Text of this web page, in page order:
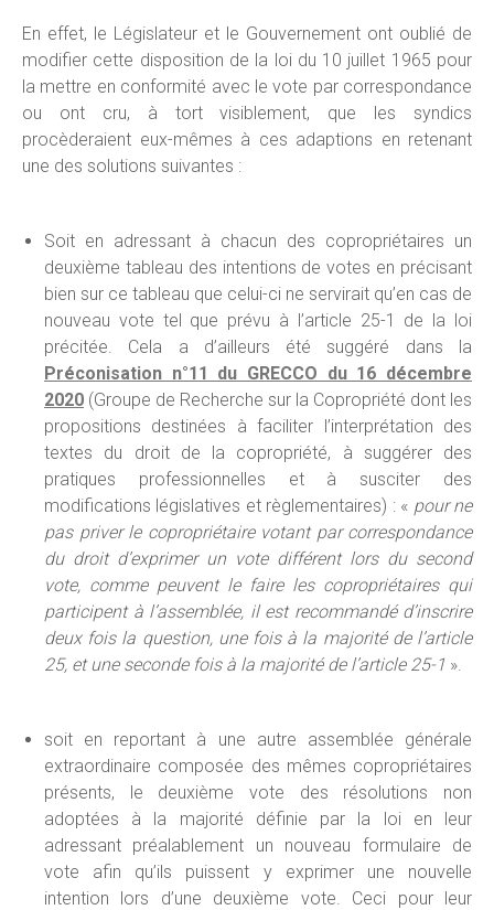
En effet, le Législateur et le Gouvernement ont oublié de
modifier cette disposition de la loi du 10 juillet 1965 pour
la mettre en conformité avec le vote par correspondance
ou ont cru, à tort visiblement, que les syndics
procèderaient eux-mêmes à ces adaptions en retenant
une des solutions suivantes :
Soit en adressant à chacun des copropriétaires un
deuxième tableau des intentions de votes en précisant
bien sur ce tableau que celui-ci ne servirait qu’en cas de
nouveau vote tel que prévu à l’article 25-1 de la loi
précitée. Cela a d’ailleurs été suggéré dans la
Préconisation n°11 du GRECCO du 16 décembre
2020 (Groupe de Recherche sur la Copropriété dont les
propositions destinées à faciliter l’interprétation des
textes du droit de la copropriété, à suggérer des
pratiques professionnelles et à susciter des
modifications législatives et règlementaires) : « pour ne
pas priver le copropriétaire votant par correspondance
du droit d’exprimer un vote différent lors du second
vote, comme peuvent le faire les copropriétaires qui
participent à l’assemblée, il est recommandé d’inscrire
deux fois la question, une fois à la majorité de l’article
25, et une seconde fois à la majorité de l’article 25-1 ».
soit en reportant à une autre assemblée générale
extraordinaire composée des mêmes copropriétaires
présents, le deuxième vote des résolutions non
adoptées à la majorité définie par la loi en leur
adressant préalablement un nouveau formulaire de
vote afin qu’ils puissent y exprimer une nouvelle
intention lors d’une deuxième vote. Ceci pour leur